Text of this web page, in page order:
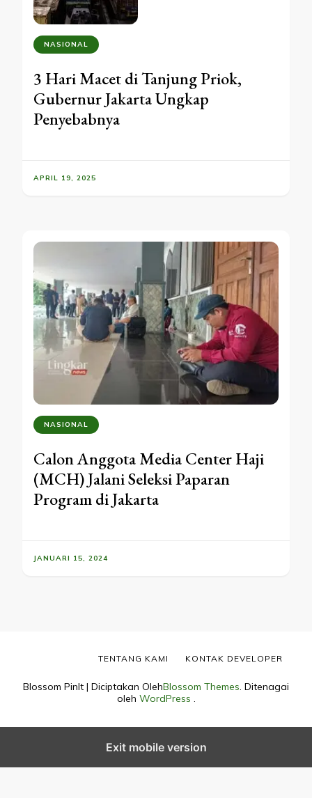
NASIONAL
3 Hari Macet di Tanjung Priok,
Gubernur Jakarta Ungkap
Penyebabnya
APRIL 19, 2025
NASIONAL
Calon Anggota Media Center Haji
(MCH) Jalani Seleksi Paparan
Program di Jakarta
JANUARI 15, 2024
Blossom PinIt | Diciptakan OlehBlossom Themes. Ditenagai
oleh WordPress .
TENTANG KAMI KONTAK DEVELOPER
Exit mobile version